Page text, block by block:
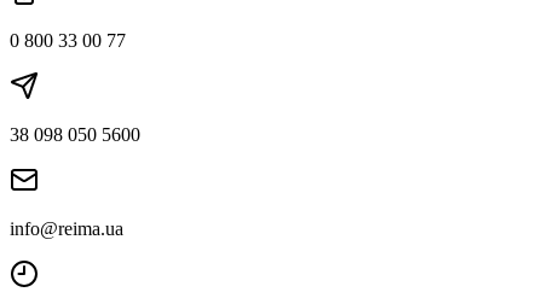
0 800 33 00 77
38 098 050 5600
info@reima.ua